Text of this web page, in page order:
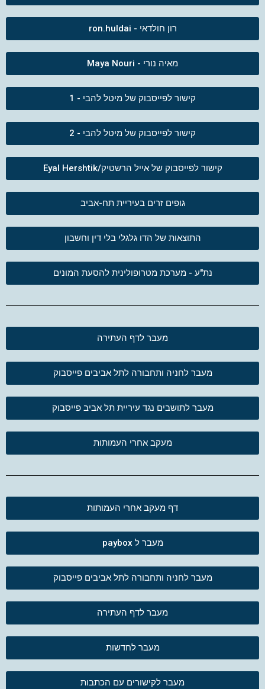
רון חולדאי - ron.huldai
מאיה נורי - Maya Nouri
קישור לפייסבוק של מיטל להבי - 1
קישור לפייסבוק של מיטל להבי - 2
קישור לפייסבוק של אייל הרשטיק/Eyal Hershtik
גופים זרים בעיריית תח-אביב
התוצאות של הדו גלגלי בלי דין וחשבון
נת"ע - מערכת מטרופולינית להסעת המונים
מעבר לדף העתירה
מעבר לחניה ותחבורה לתל אביבים פייסבוק
מעבר לתושבים נגד עיריית תל אביב פייסבוק
מעקב אחרי העמותות
דף מעקב אחרי העמותות
מעבר ל paybox
מעבר לחניה ותחבורה לתל אביבים פייסבוק
מעבר לדף העתירה
מעבר לחדשות
מעבר לקישורים עם הכתבות